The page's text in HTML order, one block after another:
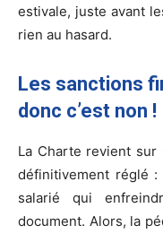
estivale, juste avant
rien au hasard.
Les sanctions
donc c’est non !
La Charte revient
définitivement réglé
salarié qui
document. Alors, la